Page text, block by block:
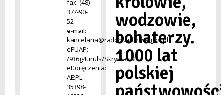
fax. (48)
377-90-
52
e-mail:
kancelaria@radom.archiwa.gov.pl
ePUAP:
/936g4uruls/SkrytkaESP
eDoręczenia:
AE:PL-
35398-
wodzowie,
bohaterzy.
1000 lat
polskiej